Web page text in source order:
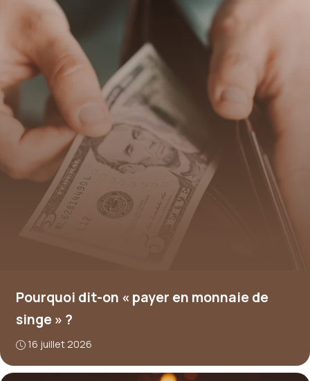
Pourquoi dit-on « payer en monnaie de
singe » ?
16 juillet 2026